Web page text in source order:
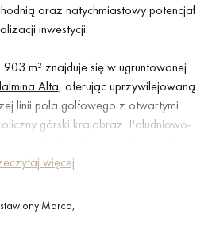
oraz natychmiastowy potencjał
inwestycji.
m² znajduje się w ugruntowanej
Alta, oferując uprzywilejowaną
linii pola golfowego z otwartymi
górski krajobraz. Południowo-
widoki zachodu słońca,
więcej
Marca,